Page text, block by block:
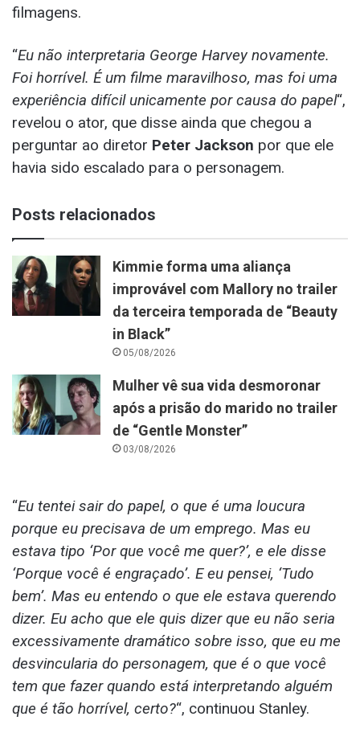
filmagens.
“Eu não interpretaria George Harvey novamente.
Foi horrível. É um filme maravilhoso, mas foi uma
experiência difícil unicamente por causa do papel“,
revelou o ator, que disse ainda que chegou a
perguntar ao diretor Peter Jackson por que ele
havia sido escalado para o personagem.
Posts relacionados
Kimmie forma uma aliança
improvável com Mallory no trailer
da terceira temporada de “Beauty
in Black”
05/08/2026
Mulher vê sua vida desmoronar
após a prisão do marido no trailer
de “Gentle Monster”
03/08/2026
“Eu tentei sair do papel, o que é uma loucura
porque eu precisava de um emprego. Mas eu
estava tipo ‘Por que você me quer?’, e ele disse
‘Porque você é engraçado’. E eu pensei, ‘Tudo
bem’. Mas eu entendo o que ele estava querendo
dizer. Eu acho que ele quis dizer que eu não seria
excessivamente dramático sobre isso, que eu me
desvincularia do personagem, que é o que você
tem que fazer quando está interpretando alguém
que é tão horrível, certo?“, continuou Stanley.